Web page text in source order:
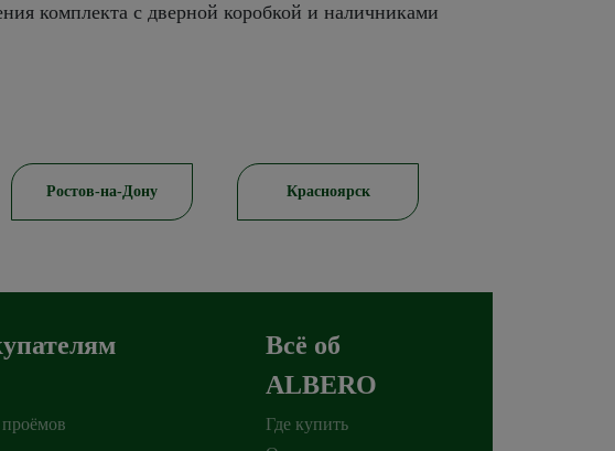
комплекта с дверной коробкой и наличниками
Ростов-на-Дону Красноярск
Всё об
ALBERO
Где купить